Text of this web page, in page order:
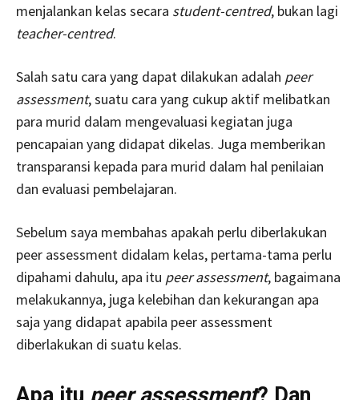
menjalankan kelas secara student-centred, bukan lagi
teacher-centred.
Salah satu cara yang dapat dilakukan adalah peer
assessment, suatu cara yang cukup aktif melibatkan
para murid dalam mengevaluasi kegiatan juga
pencapaian yang didapat dikelas. Juga memberikan
transparansi kepada para murid dalam hal penilaian
dan evaluasi pembelajaran.
Sebelum saya membahas apakah perlu diberlakukan
peer assessment didalam kelas, pertama-tama perlu
dipahami dahulu, apa itu peer assessment, bagaimana
melakukannya, juga kelebihan dan kekurangan apa
saja yang didapat apabila peer assessment
diberlakukan di suatu kelas.